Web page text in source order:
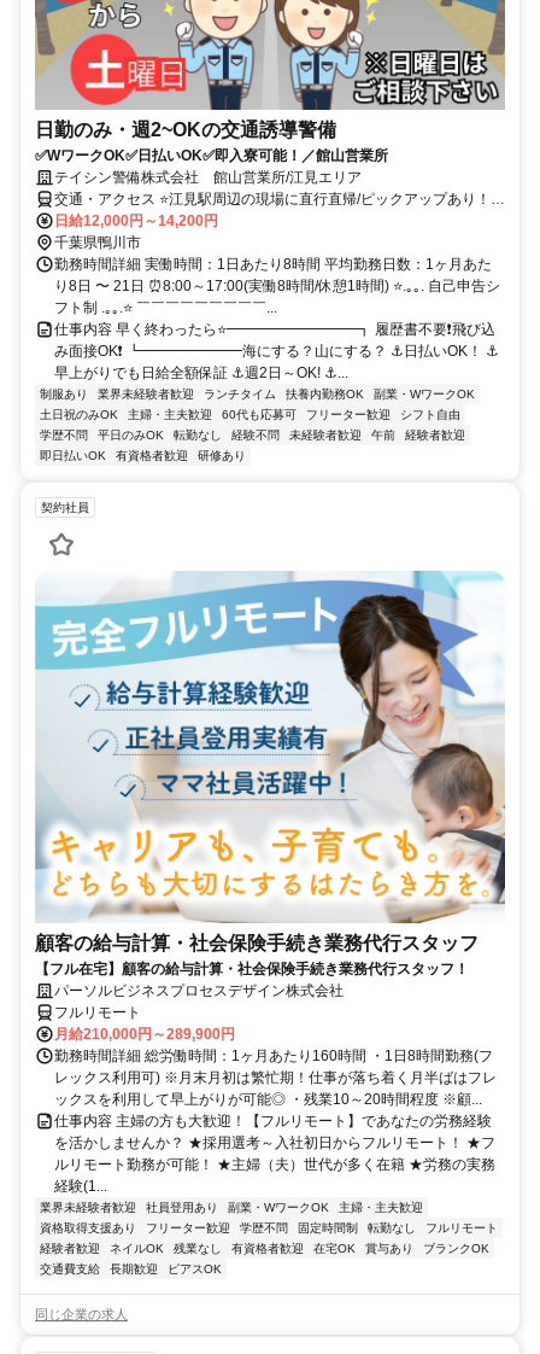
日勤のみ・週2~OKの交通誘導警備
✅WワークOK✅日払いOK✅即入寮可能！／館山営業所
テイシン警備株式会社 館山営業所/江見エリア
交通・アクセス ⭐江見駅周辺の現場に直行直帰/ピックアップあり！移
動の心配は不要です♪
日給12,000円～14,200円
千葉県鴨川市
勤務時間詳細 実働時間：1日あたり8時間 平均勤務日数：1ヶ月あた
り8日 〜 21日 ⏰8:00～17:00(実働8時間/休憩1時間) ⭐.｡｡. 自己申告シ
フト制 .｡｡.⭐ ￣￣￣￣￣￣￣￣￣...
仕事内容 早く終わったら⭐━━━━━━━━━┓ 履歴書不要❗飛び込
み面接OK❗ ┗━━━━━━━海にする？山にする？ ⚓日払いOK！ ⚓
早上がりでも日給全額保証 ⚓週2日～OK! ⚓...
制服あり 業界未経験者歓迎 ランチタイム 扶養内勤務OK
副業・WワークOK
土日祝のみOK
主婦・主夫歓迎 60代も応募可 フリーター歓迎
シフト自由
学歴不問
平日のみOK 転勤なし 経験不問 未経験者歓迎 午前
経験者歓迎
即日払いOK
有資格者歓迎 研修あり
契約社員
顧客の給与計算・社会保険手続き業務代行スタッフ
【フル在宅】顧客の給与計算・社会保険手続き業務代行スタッフ！
パーソルビジネスプロセスデザイン株式会社
フルリモート
月給210,000円～289,900円
勤務時間詳細 総労働時間：1ヶ月あたり160時間 ・1日8時間勤務(フ
レックス利用可) ※月末月初は繁忙期！仕事が落ち着く月半ばはフレ
ックスを利用して早上がりが可能◎ ・残業10～20時間程度 ※顧...
仕事内容 主婦の方も大歓迎！【フルリモート】であなたの労務経験
を活かしませんか？ ★採用選考～入社初日からフルリモート！ ★フ
ルリモート勤務が可能！ ★主婦（夫）世代が多く在籍 ★労務の実務
経験(1...
業界未経験者歓迎 社員登用あり 副業・WワークOK
主婦・主夫歓迎
資格取得支援あり
フリーター歓迎 学歴不問 固定時間制 転勤なし
フルリモート
経験者歓迎
ネイルOK 残業なし 有資格者歓迎 在宅OK 賞与あり
ブランクOK
交通費支給
長期歓迎 ピアスOK
同じ企業の求人